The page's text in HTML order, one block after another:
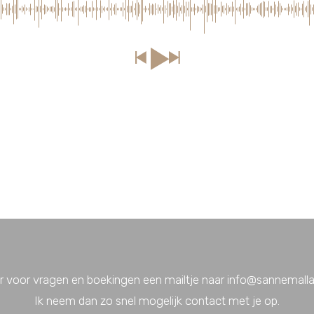
voor vragen en boekingen een mailtje naar
Ik neem dan zo snel mogelijk contact met je op.